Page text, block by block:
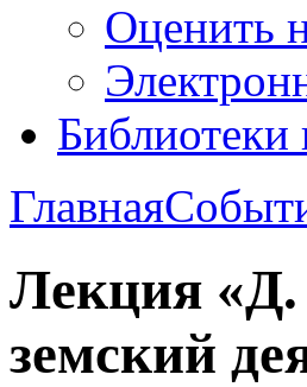
Оценить
Библиотеки
Главная
Лекция
земский